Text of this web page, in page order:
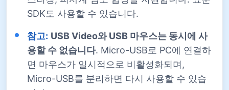
SDK도 사용할 수 있습니다.
참고: USB Video와 USB 마우스는 동시에 사
용할 수 없습니다. Micro-USB로 PC에 연결하
면 마우스가 일시적으로 비활성화되며,
Micro-USB를 분리하면 다시 사용할 수 있습